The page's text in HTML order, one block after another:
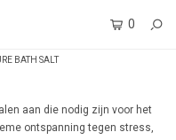
0
BATH SALT
aan die nodig zijn voor het
ontspanning tegen stress,